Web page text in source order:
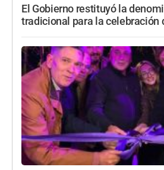
El Gobierno restituyó la
tradicional para la celebración